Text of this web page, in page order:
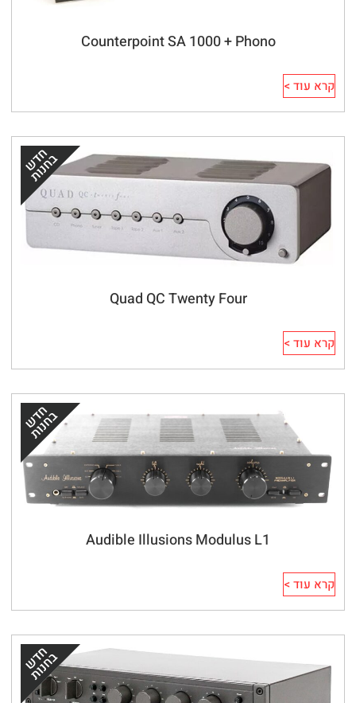
Counterpoint SA 1000 + Phono
קרא עוד >
Quad QC Twenty Four
קרא עוד >
Audible Illusions Modulus L1
קרא עוד >